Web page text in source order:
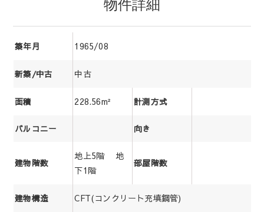
物件詳細
築年月 1965/08
新築/中古 中古
面積 228.56m² 計測方式
バルコニー 向き
建物階数
地上5階 地
下1階
部屋階数
建物構造 CFT(コンクリート充填鋼管)